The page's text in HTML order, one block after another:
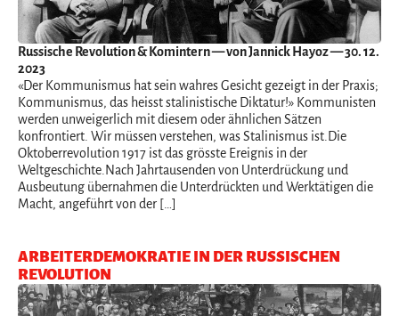
Russische Revolution & Komintern— von Jannick Hayoz — 30. 12.
2023
«Der Kommunismus hat sein wahres Gesicht gezeigt in der Praxis;
Kommunismus, das heisst stalinistische Diktatur!» Kommunisten
werden unweigerlich mit diesem oder ähnlichen Sätzen
konfrontiert. Wir müssen verstehen, was Stalinismus ist.Die
Oktoberrevolution 1917 ist das grösste Ereignis in der
Weltgeschichte.Nach Jahrtausenden von Unterdrückung und
Ausbeutung übernahmen die Unterdrückten und Werktätigen die
Macht, angeführt von der […]
ARBEITERDEMOKRATIE IN DER RUSSISCHEN
REVOLUTION